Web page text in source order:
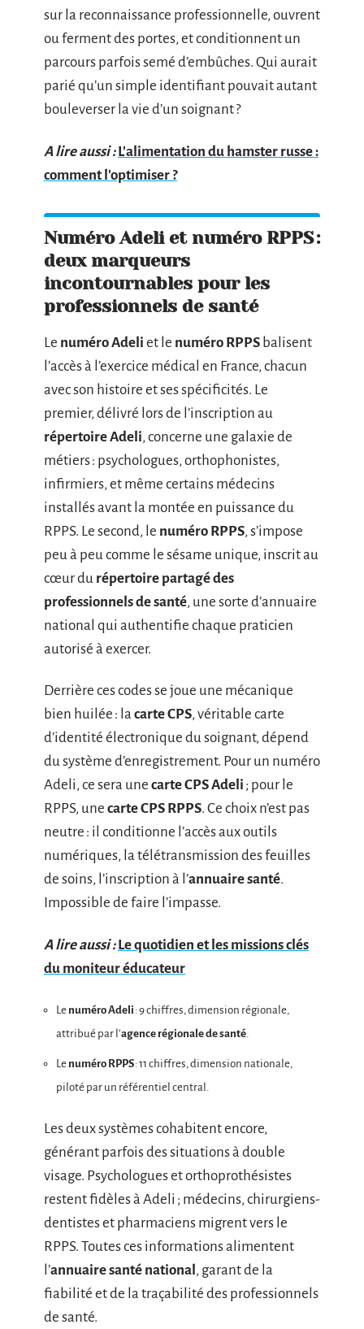
sur la reconnaissance professionnelle, ouvrent
ou ferment des portes, et conditionnent un
parcours parfois semé d’embûches. Qui aurait
parié qu’un simple identifiant pouvait autant
bouleverser la vie d’un soignant ?
A lire aussi : L'alimentation du hamster russe :
comment l'optimiser ?
Numéro Adeli et numéro RPPS :
deux marqueurs
incontournables pour les
professionnels de santé
Le numéro Adeli et le numéro RPPS balisent
l’accès à l’exercice médical en France, chacun
avec son histoire et ses spécificités. Le
premier, délivré lors de l’inscription au
répertoire Adeli, concerne une galaxie de
métiers : psychologues, orthophonistes,
infirmiers, et même certains médecins
installés avant la montée en puissance du
RPPS. Le second, le numéro RPPS, s’impose
peu à peu comme le sésame unique, inscrit au
cœur du répertoire partagé des
professionnels de santé, une sorte d’annuaire
national qui authentifie chaque praticien
autorisé à exercer.
Derrière ces codes se joue une mécanique
bien huilée : la carte CPS, véritable carte
d’identité électronique du soignant, dépend
du système d’enregistrement. Pour un numéro
Adeli, ce sera une carte CPS Adeli ; pour le
RPPS, une carte CPS RPPS. Ce choix n’est pas
neutre : il conditionne l’accès aux outils
numériques, la télétransmission des feuilles
de soins, l’inscription à l’annuaire santé.
Impossible de faire l’impasse.
A lire aussi : Le quotidien et les missions clés
du moniteur éducateur
Le numéro Adeli : 9 chiffres, dimension régionale,
attribué par l’agence régionale de santé.
Le numéro RPPS: 11 chiffres, dimension nationale,
piloté par un référentiel central.
Les deux systèmes cohabitent encore,
générant parfois des situations à double
visage. Psychologues et orthoprothésistes
restent fidèles à Adeli ; médecins, chirurgiens-
dentistes et pharmaciens migrent vers le
RPPS. Toutes ces informations alimentent
l’annuaire santé national, garant de la
fiabilité et de la traçabilité des professionnels
de santé.